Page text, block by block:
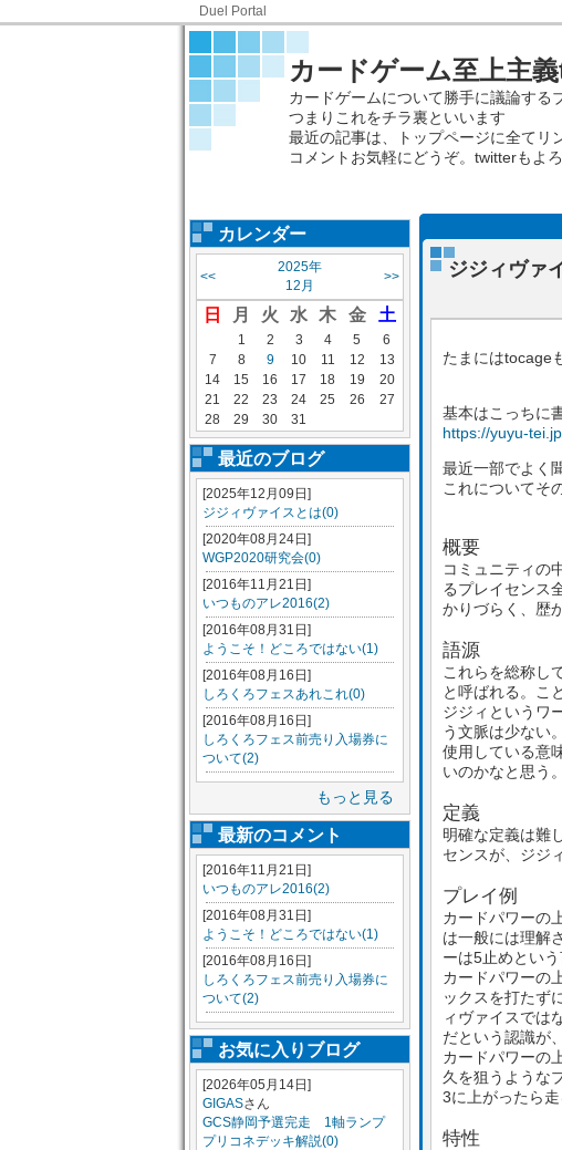
Duel Portal
カードゲーム至上主
カードゲームについて勝手に議論する
つまりこれをチラ裏といいます
最近の記事は、トップページに全てリ
コメントお気軽にどうぞ。twitterもよ
カレンダー
<<
2025年
12月
>>
日 月 火 水 木 金 土
1 2 3 4 5
6
7
8 9 10 11 12
13
14
15 16 17 18 19
20
21
22 23 24 25 26
27
28
29 30 31
最近のブログ
[2025年12月09日]
ジジィヴァイスとは(0)
[2020年08月24日]
WGP2020研究会(0)
[2016年11月21日]
いつものアレ2016(2)
[2016年08月31日]
ようこそ！どころではない(1)
[2016年08月16日]
しろくろフェスあれこれ(0)
[2016年08月16日]
しろくろフェス前売り入場券に
ついて(2)
もっと見る
最新のコメント
[2016年11月21日]
いつものアレ2016(2)
[2016年08月31日]
ようこそ！どころではない(1)
[2016年08月16日]
しろくろフェス前売り入場券に
ついて(2)
お気に入りブログ
[2026年05月14日]
GIGASさん
GCS静岡予選完走 1軸ランプ
プリコネデッキ解説(0)
ジジィヴァ
たまにはtocage
基本はこっちに
https://yuyu-
最近一部でよく
これについてそ
概要
コミュニティの
るプレイセンス
かりづらく、歴
語源
これらを総称し
と呼ばれる。こ
ジジィというワ
う文脈は少ない
使用している意
いのかなと思う。
定義
明確な定義は難
センスが、ジジ
プレイ例
カードパワーの
は一般には理解
ーは5止めとい
カードパワーの
ックスを打たず
ィヴァイスでは
だという認識が
カードパワーの
久を狙うような
3に上がったら
特性